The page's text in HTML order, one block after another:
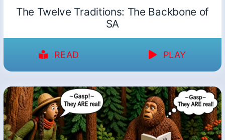
The Twelve Traditions: The Backbone of
SA
READ PLAY